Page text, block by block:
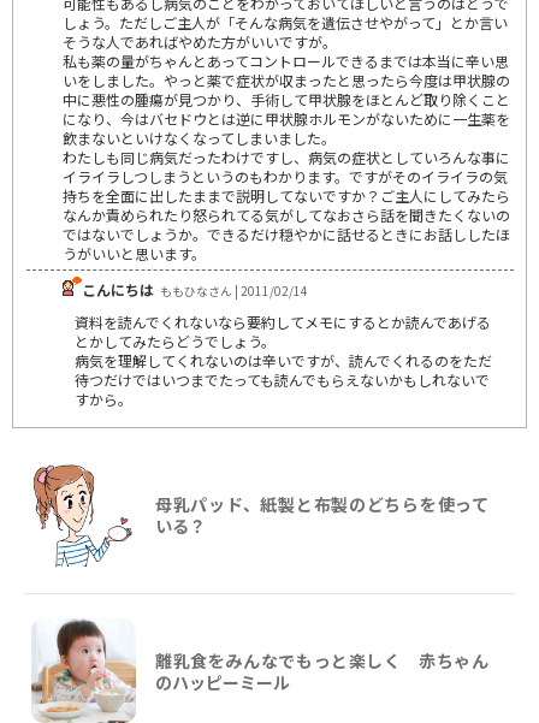
しょう。ただしご主人が「そんな病気を遺伝させやがって」とか言い
そうな人であればやめた方がいいですが。
私も薬の量がちゃんとあってコントロールできるまでは本当に辛い思
いをしました。やっと薬で症状が収まったと思ったら今度は甲状腺の
中に悪性の腫瘍が見つかり、手術して甲状腺をほとんど取り除くこと
になり、今はバセドウとは逆に甲状腺ホルモンがないために一生薬を
飲まないといけなくなってしまいました。
わたしも同じ病気だったわけですし、病気の症状としていろんな事に
イライラしつしまうというのもわかります。ですがそのイライラの気
持ちを全面に出したままで説明してないですか？ご主人にしてみたら
なんか責められたり怒られてる気がしてなおさら話を聞きたくないの
ではないでしょうか。できるだけ穏やかに話せるときにお話ししたほ
うがいいと思います。
こんにちは ももひなさん | 2011/02/14
資料を読んでくれないなら要約してメモにするとか読んであげる
とかしてみたらどうでしょう。
病気を理解してくれないのは辛いですが、読んでくれるのをただ
待つだけではいつまでたっても読んでもらえないかもしれないで
すから。
母乳パッド、紙製と布製のどちらを使って
いる？
離乳食をみんなでもっと楽しく 赤ちゃん
のハッピーミール